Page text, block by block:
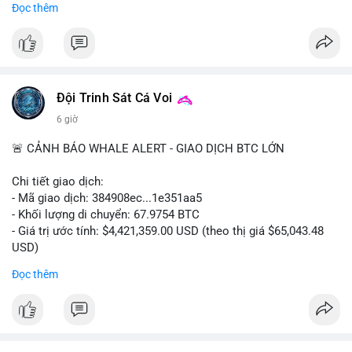
#556btc #36trusd
📰 Nguồn: Cointelegraph
Đọc thêm
Đội Trinh Sát Cá Voi
6 giờ
🚨 CẢNH BÁO WHALE ALERT - GIAO DỊCH BTC LỚN
Chi tiết giao dịch:
- Mã giao dịch: 384908ec...1e351aa5
- Khối lượng di chuyển: 67.9754 BTC
- Giá trị ước tính: $4,421,359.00 USD (theo thị giá $65,043.48
USD)
Khối lượng 67.97 BTC trị giá hơn 4.4 triệu USD được di chuyển
Đọc thêm